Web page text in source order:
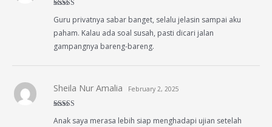
of 5
Guru privatnya sabar banget, selalu jelasin sampai aku
paham. Kalau ada soal susah, pasti dicari jalan
gampangnya bareng-bareng.
of 5
Sheila Nur Amalia February 2, 2025
Anak saya merasa lebih siap menghadapi ujian setelah